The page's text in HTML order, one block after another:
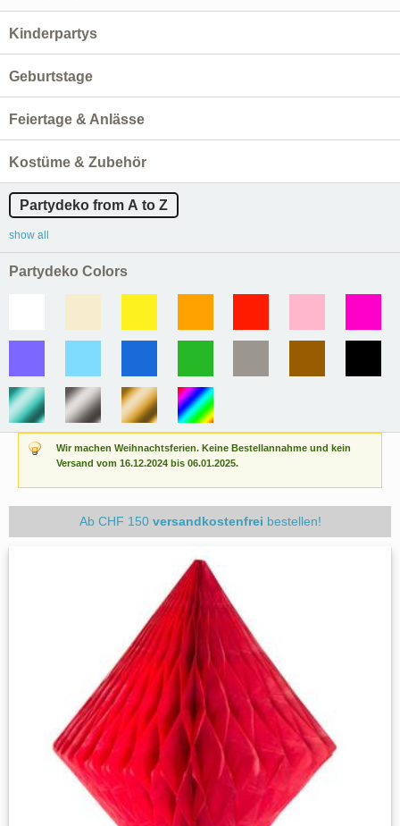
Wir machen Weihnachtsferien. Keine Bestellannahme und kein
Versand vom 16.12.2024 bis 06.01.2025.
Ab CHF 150 versandkostenfrei bestellen!
Kinderpartys
Geburtstage
Feiertage & Anlässe
Kostüme & Zubehör
Partydeko from A to Z
show all
Partydeko Colors